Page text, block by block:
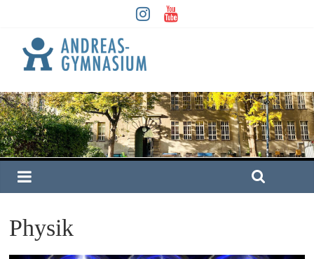
Physik